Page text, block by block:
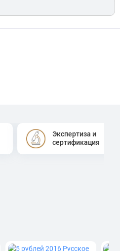
Экспертиза и
сертификация